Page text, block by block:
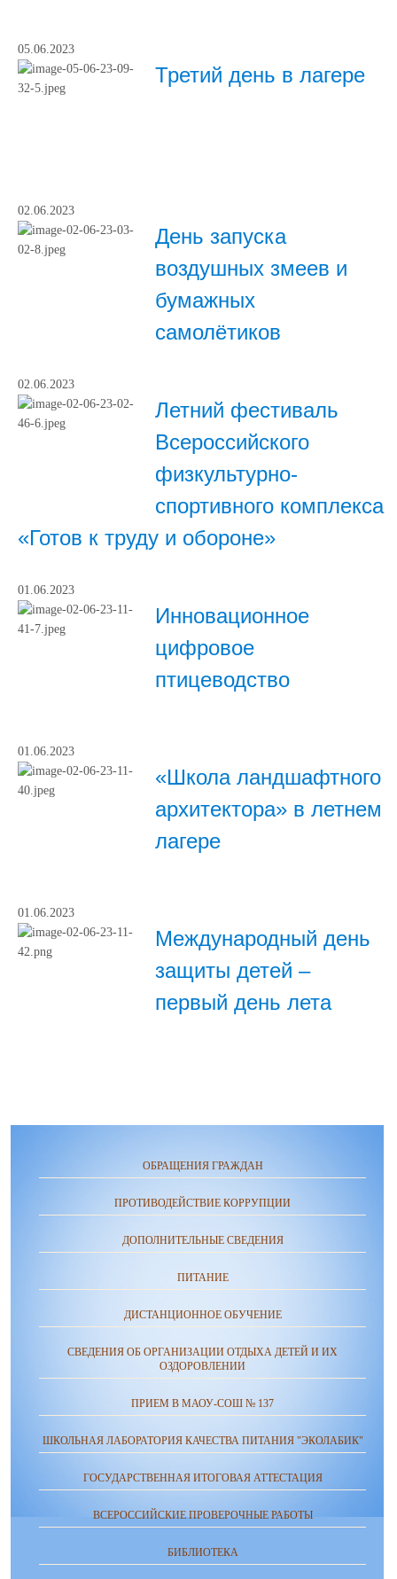
05.06.2023
Третий день в лагере
02.06.2023
День запуска
воздушных змеев и
бумажных
самолётиков
02.06.2023
Летний фестиваль
Всероссийского
физкультурно-
спортивного комплекса
«Готов к труду и обороне»
01.06.2023
Инновационное
цифровое
птицеводство
01.06.2023
«Школа ландшафтного
архитектора» в летнем
лагере
01.06.2023
Международный день
защиты детей –
первый день лета
ОБРАЩЕНИЯ ГРАЖДАН
ПРОТИВОДЕЙСТВИЕ КОРРУПЦИИ
ДОПОЛНИТЕЛЬНЫЕ СВЕДЕНИЯ
ПИТАНИЕ
ДИСТАНЦИОННОЕ ОБУЧЕНИЕ
СВЕДЕНИЯ ОБ ОРГАНИЗАЦИИ ОТДЫХА ДЕТЕЙ И ИХ
ОЗДОРОВЛЕНИИ
ПРИЕМ В МАОУ-СОШ № 137
ШКОЛЬНАЯ ЛАБОРАТОРИЯ КАЧЕСТВА ПИТАНИЯ "ЭКОЛАБИК"
ГОСУДАРСТВЕННАЯ ИТОГОВАЯ АТТЕСТАЦИЯ
ВСЕРОССИЙСКИЕ ПРОВЕРОЧНЫЕ РАБОТЫ
БИБЛИОТЕКА